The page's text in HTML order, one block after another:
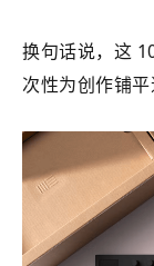
换句话说，这
次性为创作铺